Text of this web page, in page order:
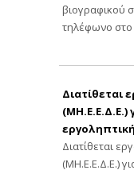
βιογραφικού
τηλέφωνο στο
Διατίθεται
(ΜΗ.Ε.Ε.Δ.Ε.)
Διατίθεται
(ΜΗ.Ε.Ε.Δ.Ε.)